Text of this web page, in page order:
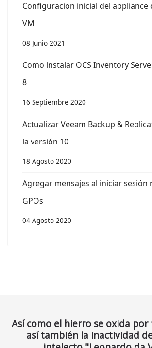
Configuracion inicial del
VM
08 Junio 2021
Como instalar OCS Inventory
8
16 Septiembre 2020
Actualizar Veeam Backup &
la versión 10
18 Agosto 2020
Agregar mensajes al iniciar sesión
GPOs
04 Agosto 2020
Así como el hierro se oxida
así también la inactividad